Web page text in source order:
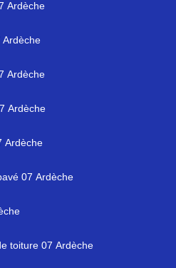
Ardèche
Ardèche
Ardèche
Ardèche
Ardèche
07 Ardèche
toiture 07 Ardèche